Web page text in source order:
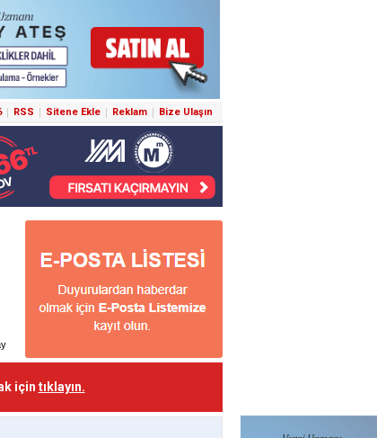
RSS Sitene Ekle Reklam Bize Ulaşın
için tıklayın.